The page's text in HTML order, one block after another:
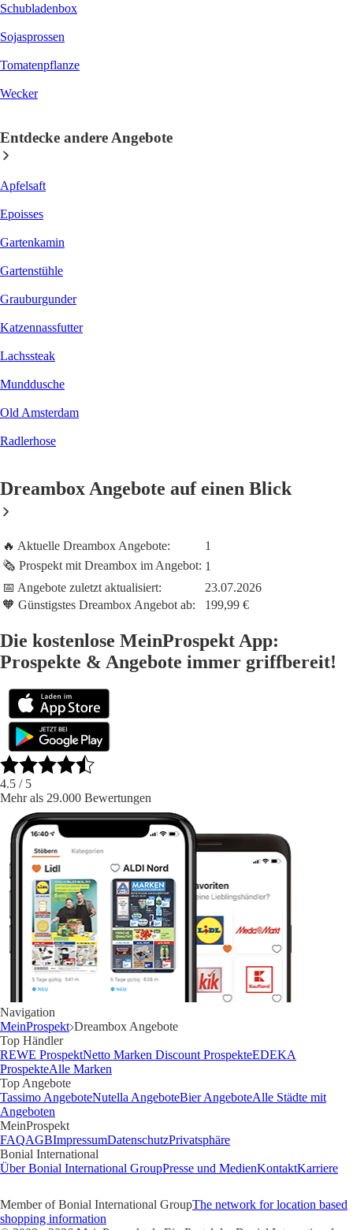
Schubladenbox
Sojasprossen
Tomatenpflanze
Wecker
Entdecke andere Angebote
Apfelsaft
Epoisses
Gartenkamin
Gartenstühle
Grauburgunder
Katzennassfutter
Lachssteak
Munddusche
Old Amsterdam
Radlerhose
Dreambox Angebote auf einen Blick
🔥 Aktuelle Dreambox Angebote:
1
🗞️ Prospekt mit Dreambox im Angebot: 1
📅 Angebote zuletzt aktualisiert:
23.07.2026
🧡 Günstigstes Dreambox Angebot ab:
199,99 €
Die kostenlose MeinProspekt App:
Prospekte & Angebote immer griffbereit!
4.5 / 5
Mehr als 29.000 Bewertungen
Navigation
MeinProspekt Dreambox Angebote
Top Händler
REWE ProspektNetto Marken Discount ProspekteEDEKA
ProspekteAlle Marken
Top Angebote
Tassimo AngeboteNutella AngeboteBier AngeboteAlle Städte mit
Angeboten
MeinProspekt
FAQAGBImpressumDatenschutzPrivatsphäre
Bonial International
Über Bonial International GroupPresse und MedienKontaktKarriere
Member of Bonial International GroupThe network for location based
shopping information